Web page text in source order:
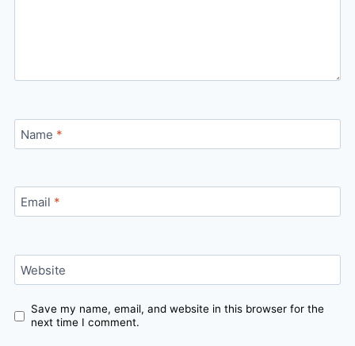
Name *
Email *
Website
Save my name, email, and website in this browser for the
next time I comment.